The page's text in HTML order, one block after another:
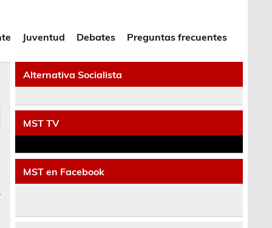
Juventud Debates Preguntas frecuentes
Alternativa Socialista
MST TV
MST en Facebook